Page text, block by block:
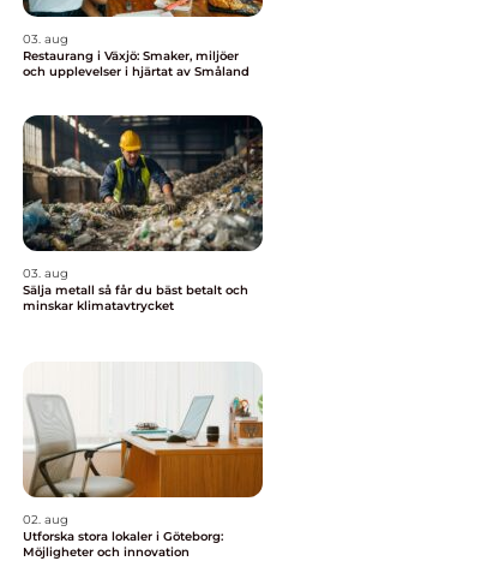
03. aug
Restaurang i Växjö: Smaker, miljöer
och upplevelser i hjärtat av Småland
03. aug
Sälja metall så får du bäst betalt och
minskar klimatavtrycket
02. aug
Utforska stora lokaler i Göteborg:
Möjligheter och innovation